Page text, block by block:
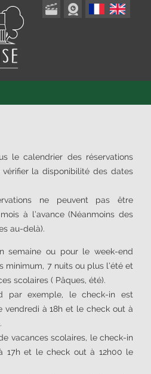
le calendrier des réservations
la disponibilité des dates
ne peuvent pas être
à l’avance (Néanmoins des
au-delà).
semaine ou pour le week-end
minimum, 7 nuits ou plus l’été et
scolaires ( Pâques, été).
par exemple, le check-in est
vendredi à 18h et le check out à
vacances scolaires, le check-in
17h et le check out à 12h00 le